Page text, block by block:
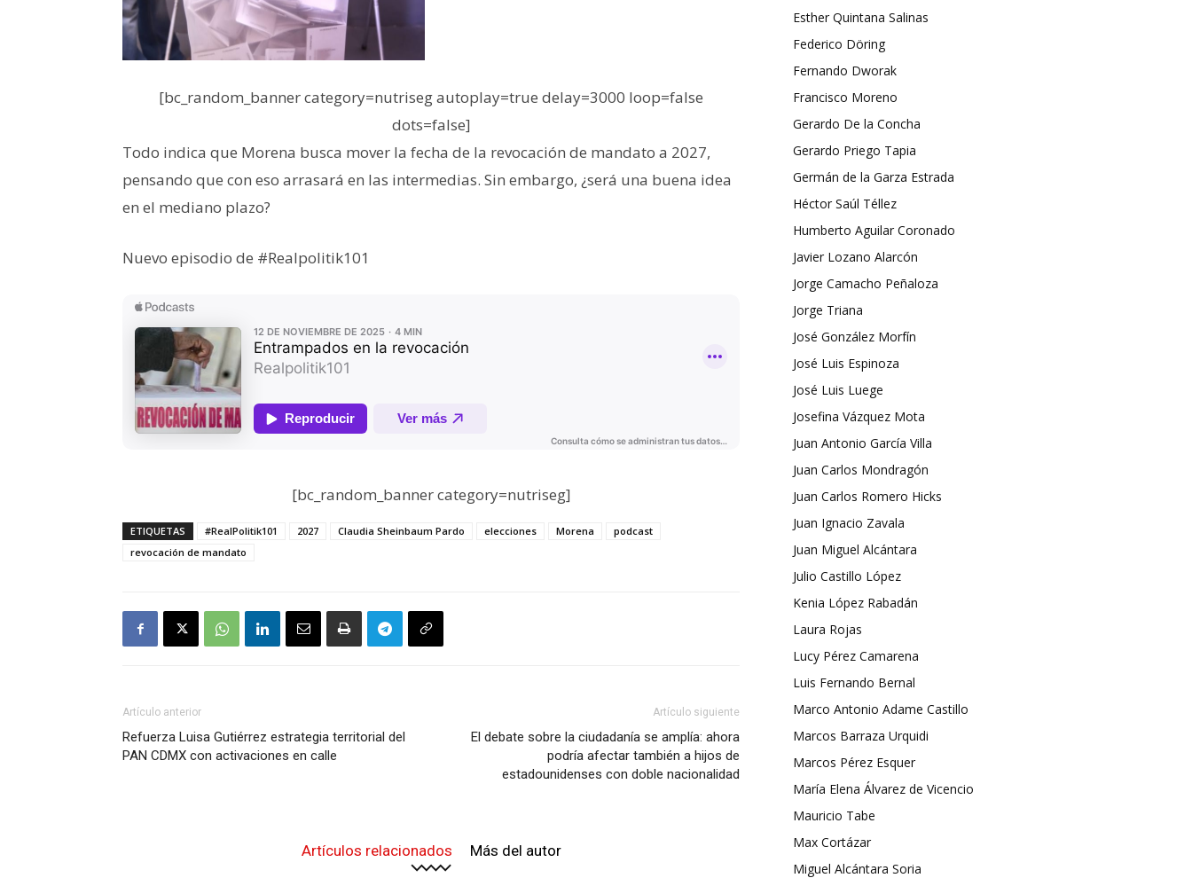
[bc_random_banner category=nutriseg autoplay=true delay=3000 loop=false
dots=false]
Todo indica que Morena busca mover la fecha de la revocación de mandato a 2027,
pensando que con eso arrasará en las intermedias. Sin embargo, ¿será una buena idea
en el mediano plazo?
Nuevo episodio de #Realpolitik101
[bc_random_banner category=nutriseg]
ETIQUETAS #RealPolitik101 2027 Claudia Sheinbaum Pardo elecciones Morena
podcast
revocación de mandato
Artículo anterior
Refuerza Luisa Gutiérrez estrategia territorial del
PAN CDMX con activaciones en calle
Artículo siguiente
El debate sobre la ciudadanía se amplía: ahora
podría afectar también a hijos de
estadounidenses con doble nacionalidad
Artículos relacionados Más del autor
Esther Quintana Salinas
Federico Döring
Fernando Dworak
Francisco Moreno
Gerardo De la Concha
Gerardo Priego Tapia
Germán de la Garza Estrada
Héctor Saúl Téllez
Humberto Aguilar Coronado
Javier Lozano Alarcón
Jorge Camacho Peñaloza
Jorge Triana
José González Morfín
José Luis Espinoza
José Luis Luege
Josefina Vázquez Mota
Juan Antonio García Villa
Juan Carlos Mondragón
Juan Carlos Romero Hicks
Juan Ignacio Zavala
Juan Miguel Alcántara
Julio Castillo López
Kenia López Rabadán
Laura Rojas
Lucy Pérez Camarena
Luis Fernando Bernal
Marco Antonio Adame Castillo
Marcos Barraza Urquidi
Marcos Pérez Esquer
María Elena Álvarez de Vicencio
Mauricio Tabe
Max Cortázar
Miguel Alcántara Soria